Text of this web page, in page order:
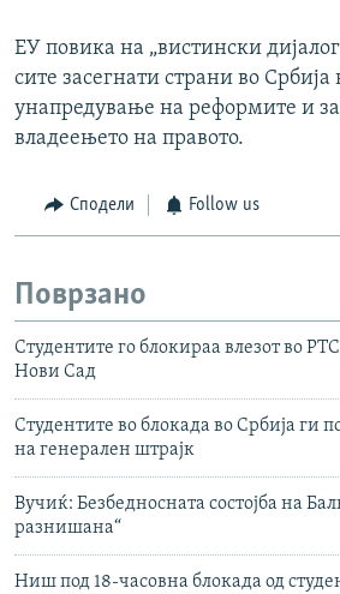
ЕУ повика на „вистински
сите засегнати страни во Србија
унапредување на реформите и
владеењето на правото.
Сподели Follow us
Поврзано
Студентите го блокираа влезот во
Нови Сад
Студентите во блокада во Србија ги
на генерален штрајк
Вучиќ: Безбедносната состојба на
разнишана“
Ниш под 18-часовна блокада од